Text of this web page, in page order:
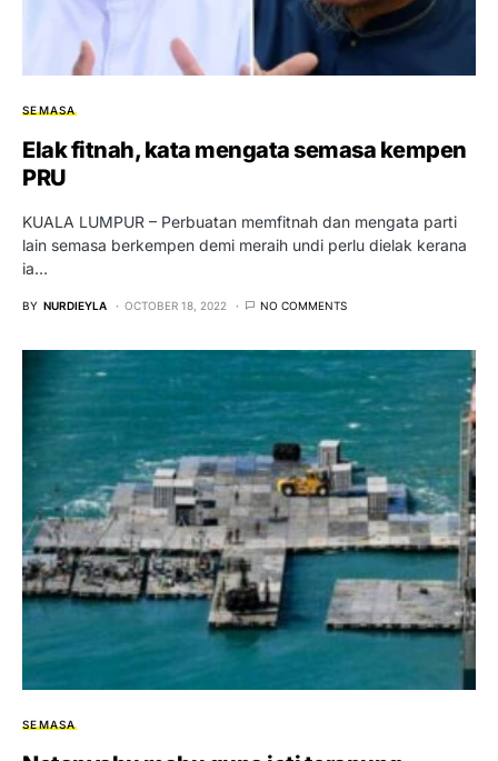
SEMASA
Elak fitnah, kata mengata semasa kempen
PRU
KUALA LUMPUR – Perbuatan memfitnah dan mengata parti
lain semasa berkempen demi meraih undi perlu dielak kerana
ia…
BY NURDIEYLA OCTOBER 18, 2022 NO COMMENTS
SEMASA